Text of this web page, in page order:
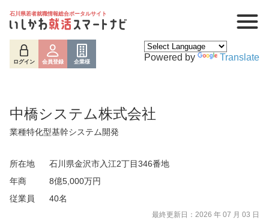
石川県若者就職情報総合ポータルサイト
ログイン 会員登録 企業様 Powered by Translate
中橋システム株式会社
業種特化型基幹システム開発
所在地
石川県金沢市入江2丁目346番地
年商
8億5,000万円
従業員
40名
最終更新日：2026 年 07 月 03 日